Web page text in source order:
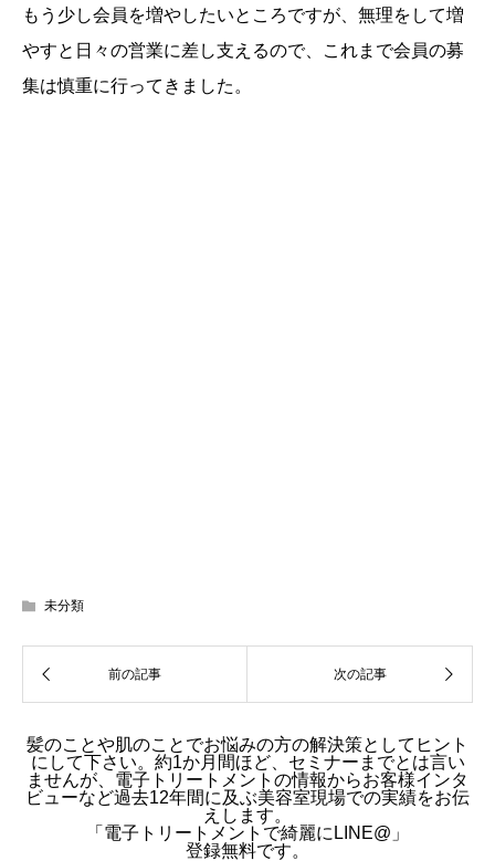
もう少し会員を増やしたいところですが、無理をして増
やすと日々の営業に差し支えるので、これまで会員の募
集は慎重に行ってきました。
未分類
髪のことや肌のことでお悩みの方の解決策としてヒント
にして下さい。約1か月間ほど、セミナーまでとは言い
ませんが、電子トリートメントの情報からお客様インタ
ビューなど過去12年間に及ぶ美容室現場での実績をお伝
えします。
「電子トリートメントで綺麗にLINE@」
登録無料です。